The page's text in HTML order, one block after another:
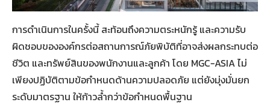
การดำเนินการในครั้งนี้ สะท้อนถึงความตระหนักรู้ และความรับ
ผิดชอบขององค์กรต่อสถานการณ์ภัยพิบัติที่อาจส่งผลกระทบต่อ
ชีวิต และทรัพย์สินของพนักงานและลูกค้า โดย MGC-ASIA ไม่
เพียงปฏิบัติตามข้อกำหนดด้านความปลอดภัย แต่ยังมุ่งมั่นยก
ระดับมาตรฐาน ให้ก้าวล้ำกว่าข้อกำหนดพื้นฐาน